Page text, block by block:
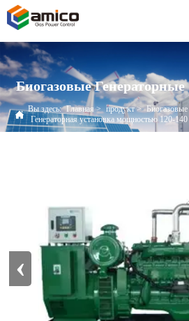
Биогазовые
 Вы здесь: Главная> продукт> Биогазовые
Генераторная установка мощностью 120-
‹